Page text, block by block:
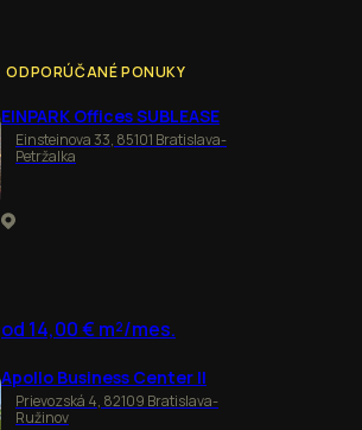
ODPORÚČANÉ PONUKY
EINPARK Offices SUBLEASE
Einsteinova 33, 85101 Bratislava-
Petržalka
od 14,00 € m²/mes.
Apollo Business Center II
Prievozská 4, 82109 Bratislava-
Ružinov